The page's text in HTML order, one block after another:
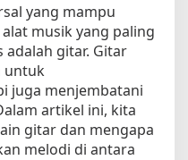
yang mampu
musik yang paling
gitar. Gitar
untuk
juga menjembatani
artikel ini, kita
gitar dan mengapa
melodi di antara